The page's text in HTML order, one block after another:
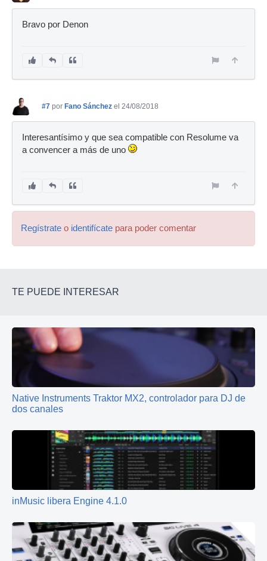
Bravo por Denon
#7 por Fano Sánchez el 24/08/2018
Interesantísimo y que sea compatible con Resolume va
a convencer a más de uno
Regístrate o identifícate para poder comentar
TE PUEDE INTERESAR
Native Instruments Traktor MX2, controlador para DJ de
dos canales
inMusic libera Engine 4.1.0